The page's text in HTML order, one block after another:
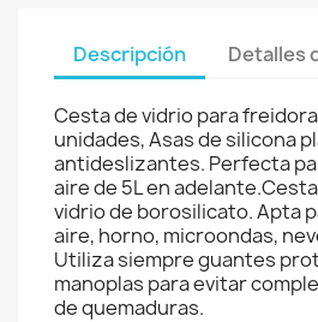
Descripción Detalles
Cesta de vidrio para
unidades, Asas de silicona
antideslizantes. Perfecta
aire de 5L en
vidrio de borosilicato. Apta
aire, horno, microondas,
Utiliza siempre guantes
manoplas para evitar
de quemaduras.